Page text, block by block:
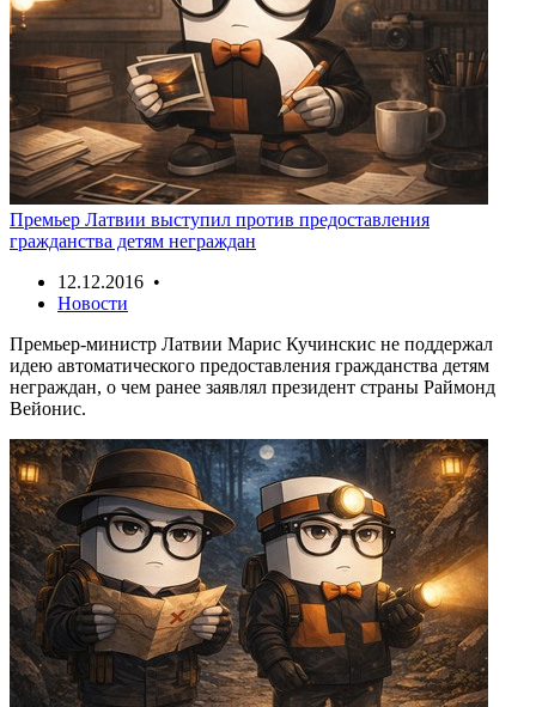
Премьер Латвии выступил против предоставления
гражданства детям неграждан
12.12.2016 •
Новости
Премьер-министр Латвии Марис Кучинскис не поддержал
идею автоматического предоставления гражданства детям
неграждан, о чем ранее заявлял президент страны Раймонд
Вейонис.